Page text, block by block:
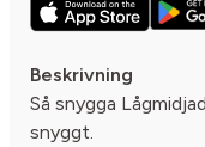
Beskrivning
Så snygga
snyggt.